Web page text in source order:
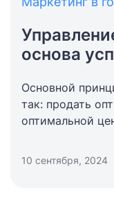
основа
Основной
так: продать
оптимальной
10 сентября, 2024